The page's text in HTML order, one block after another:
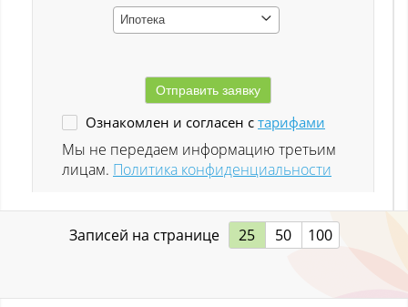
Куйбышевский р-н
Ленинск-Кузнецкий
Листвяги
Лучшево с
Ипотека
Ознакомлен и согласен с тарифами
Мы не передаем информацию третьим
лицам. Политика конфиденциальности
Записей на странице 25 50 100